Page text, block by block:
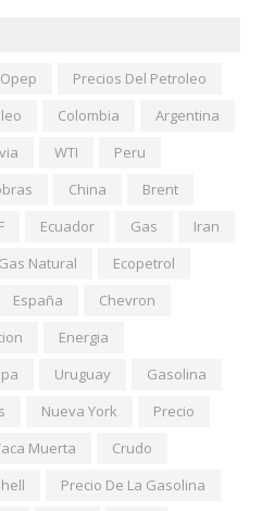
Opep
Precios Del Petroleo
Colombia
Argentina
WTI
Peru
China
Brent
Ecuador Gas
Iran
Gas Natural
Ecopetrol
España
Chevron
Energia
Uruguay
Gasolina
Nueva York
Precio
Muerta
Crudo
Precio De La Gasolina